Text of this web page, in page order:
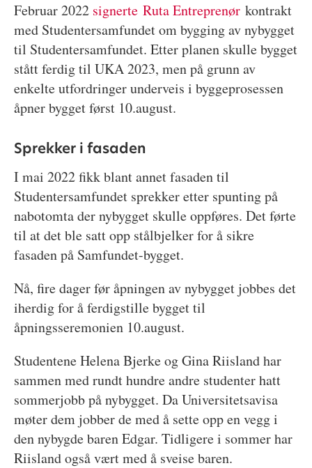
Februar 2022 signerte Ruta Entreprenørkontrakt
med Studentersamfundet om bygging av nybygget
til Studentersamfundet. Etter planen skulle bygget
stått ferdig til UKA 2023, men på grunn av
enkelte utfordringer underveis i byggeprosessen
åpner bygget først 10.august.
Sprekker i fasaden
I mai 2022 fikk blant annet fasaden til
Studentersamfundet sprekker etter spunting på
nabotomta der nybygget skulle oppføres. Det førte
til at det ble satt opp stålbjelker for å sikre
fasaden på Samfundet-bygget.
Nå, fire dager før åpningen av nybygget jobbes det
iherdig for å ferdigstille bygget til
åpningsseremonien 10.august.
Studentene Helena Bjerke og Gina Riisland har
sammen med rundt hundre andre studenter hatt
sommerjobb på nybygget. Da Universitetsavisa
møter dem jobber de med å sette opp en vegg i
den nybygde baren Edgar. Tidligere i sommer har
Riisland også vært med å sveise baren.